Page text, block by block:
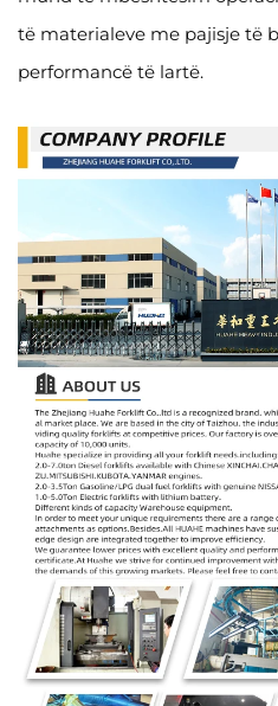
të materialeve me pajisje të
performancë të lartë.